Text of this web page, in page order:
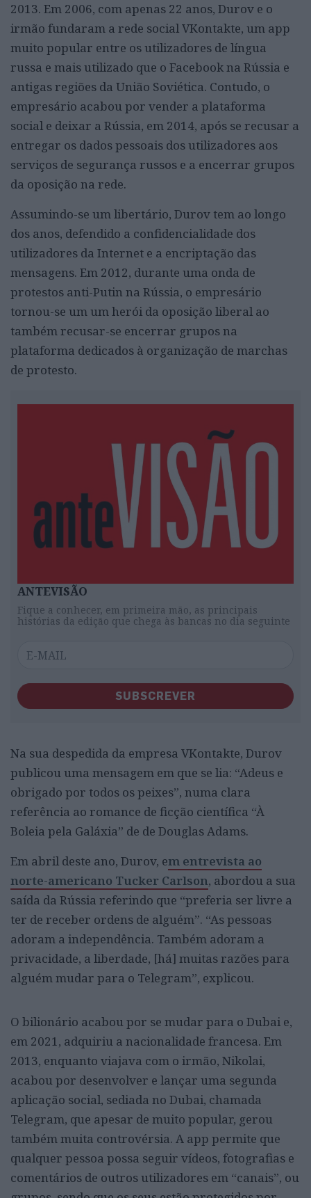
2013. Em 2006, com apenas 22 anos, Durov e o
irmão fundaram a rede social VKontakte, um app
muito popular entre os utilizadores de língua
russa e mais utilizado que o Facebook na Rússia e
antigas regiões da União Soviética. Contudo, o
empresário acabou por vender a plataforma
social e deixar a Rússia, em 2014, após se recusar a
entregar os dados pessoais dos utilizadores aos
serviços de segurança russos e a encerrar grupos
da oposição na rede.
Assumindo-se um libertário, Durov tem ao longo
dos anos, defendido a confidencialidade dos
utilizadores da Internet e a encriptação das
mensagens. Em 2012, durante uma onda de
protestos anti-Putin na Rússia, o empresário
tornou-se um um herói da oposição liberal ao
também recusar-se encerrar grupos na
plataforma dedicados à organização de marchas
de protesto.
ANTEVISÃO
Fique a conhecer, em primeira mão, as principais
histórias da edição que chega às bancas no dia seguinte
SUBSCREVER
Na sua despedida da empresa VKontakte, Durov
publicou uma mensagem em que se lia: “Adeus e
obrigado por todos os peixes”, numa clara
referência ao romance de ficção científica “À
Boleia pela Galáxia” de de Douglas Adams.
Em abril deste ano, Durov, em entrevista ao
norte-americano Tucker Carlson, abordou a sua
saída da Rússia referindo que “preferia ser livre a
ter de receber ordens de alguém”. “As pessoas
adoram a independência. Também adoram a
privacidade, a liberdade, [há] muitas razões para
alguém mudar para o Telegram”, explicou.
O bilionário acabou por se mudar para o Dubai e,
em 2021, adquiriu a nacionalidade francesa. Em
2013, enquanto viajava com o irmão, Nikolai,
acabou por desenvolver e lançar uma segunda
aplicação social, sediada no Dubai, chamada
Telegram, que apesar de muito popular, gerou
também muita controvérsia. A app permite que
qualquer pessoa possa seguir vídeos, fotografias e
comentários de outros utilizadores em “canais”, ou